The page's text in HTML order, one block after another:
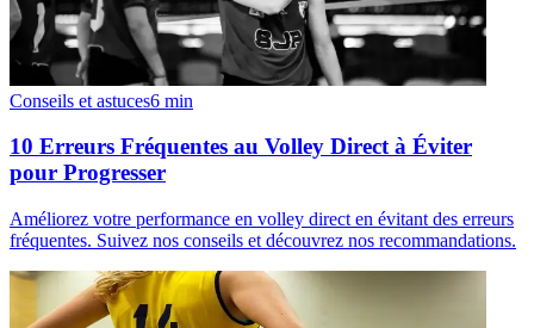
Conseils et astuces6 min
10 Erreurs Fréquentes au Volley Direct à Éviter
pour Progresser
Améliorez votre performance en volley direct en évitant des erreurs
fréquentes. Suivez nos conseils et découvrez nos recommandations.